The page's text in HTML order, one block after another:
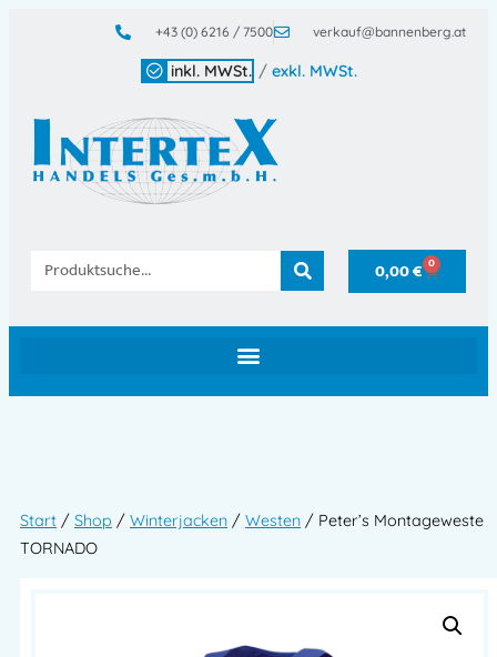
+43 (0) 6216 / 7500 verkauf@bannenberg.at
inkl. MWSt. / exkl. MWSt.
0,00€ 0
Start / Shop / Winterjacken / Westen / Peter’s Montageweste
TORNADO